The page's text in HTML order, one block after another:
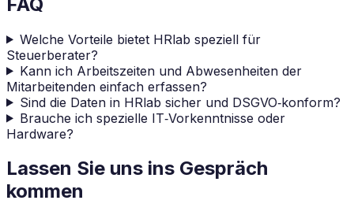
Welche Vorteile bietet HRlab speziell für
Steuerberater?
Kann ich Arbeitszeiten und Abwesenheiten der
Mitarbeitenden einfach erfassen?
Sind die Daten in HRlab sicher und DSGVO‑konform?
Brauche ich spezielle IT‑Vorkenntnisse oder
Hardware?
Lassen Sie uns ins Gespräch
kommen